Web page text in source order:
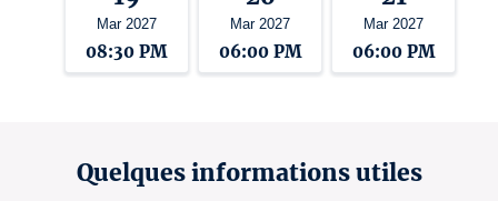
Mar 2027
08:30 PM
Mar 2027
06:00 PM
Mar 2027
06:00 PM
Quelques informations utiles